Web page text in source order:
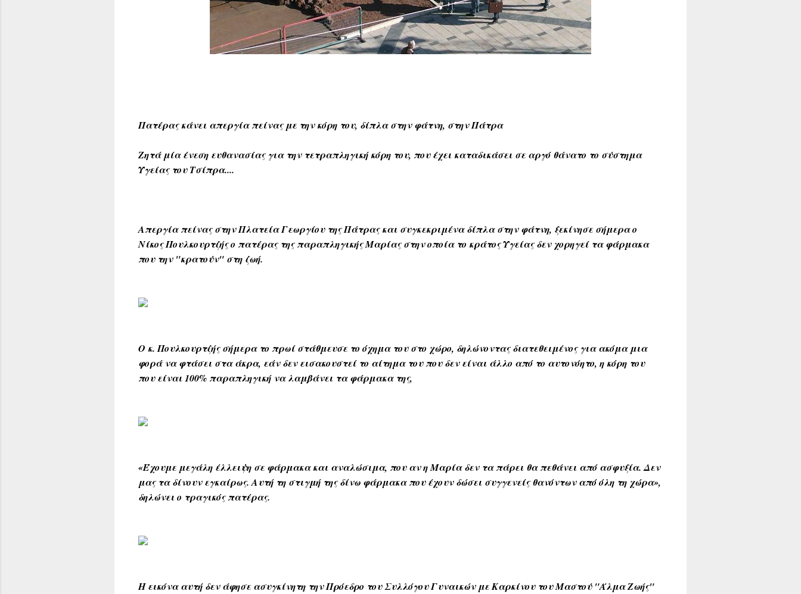
Πατέρας κάνει απεργία πείνας με την κόρη του, δίπλα στην φάτνη, στην Πάτρα
Ζητά μία ένεση ευθανασίας για την τετραπληγική κόρη του, που έχει καταδικάσει σε αργό θάνατο το σύστημα
Υγείας του Τσίπρα....
Απεργία πείνας στην Πλατεία Γεωργίου της Πάτρας και συγκεκριμένα δίπλα στην φάτνη, ξεκίνησε σήμερα ο
Νίκος Πουλκουρτζής ο πατέρας της παραπληγικής Μαρίας στην οποία το κράτος Υγείας δεν χορηγεί τα φάρμακα
που την "κρατούν" στη ζωή.
Ο κ. Πουλκουρτζής σήμερα το πρωί στάθμευσε το όχημα του στο χώρο, δηλώνοντας διατεθειμένος για ακόμα μια
φορά να φτάσει στα άκρα, εάν δεν εισακουστεί το αίτημα του που δεν είναι άλλο από το αυτονόητο, η κόρη του
που είναι 100% παραπληγική να λαμβάνει τα φάρμακα της,
«Έχουμε μεγάλη έλλειψη σε φάρμακα και αναλώσιμα, που αν η Μαρία δεν τα πάρει θα πεθάνει από ασφυξία. Δεν
μας τα δίνουν εγκαίρως. Αυτή τη στιγμή της δίνω φάρμακα που έχουν δώσει συγγενείς θανόντων από όλη τη χώρα»,
δηλώνει ο τραγικός πατέρας.
Η εικόνα αυτή δεν άφησε ασυγκίνητη την Πρόεδρο του Συλλόγου Γυναικών με Καρκίνου του Μαστού "Άλμα Ζωής"